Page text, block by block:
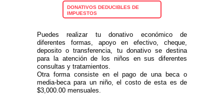
DONATIVOS DEDUCIBLES DE
IMPUESTOS
Puedes realizar tu donativo económico de
diferentes formas, apoyo en efectivo, cheque,
deposito o transferencia, tu donativo se destina
para la atención de los niños en sus diferentes
consultas y tratamientos.
Otra forma consiste en el pago de una beca o
media-beca para un niño, el costo de esta es de
$3,000.00 mensuales.